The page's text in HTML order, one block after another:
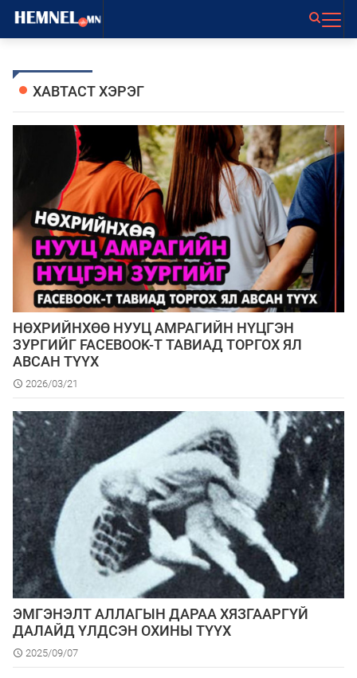
ХАВТАСТ ХЭРЭГ
НӨХРИЙНХӨӨ НУУЦ АМРАГИЙН НҮЦГЭН
ЗУРГИЙГ FACEBOOK-Т ТАВИАД ТОРГОХ ЯЛ
АВСАН ТҮҮХ
2026/03/21
ЭМГЭНЭЛТ АЛЛАГЫН ДАРАА ХЯЗГААРГҮЙ
ДАЛАЙД ҮЛДСЭН ОХИНЫ ТҮҮХ
2025/09/07